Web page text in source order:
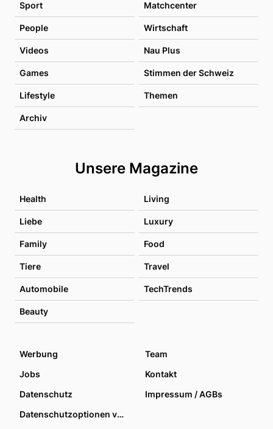
Sport Matchcenter
People Wirtschaft
Videos Nau Plus
Games Stimmen der Schweiz
Lifestyle Themen
Archiv
Unsere Magazine
Health Living
Liebe Luxury
Family Food
Tiere Travel
Automobile TechTrends
Beauty
Werbung
Team
Jobs
Kontakt
Datenschutz
Impressum / AGBs
Datenschutzoptionen verwalten